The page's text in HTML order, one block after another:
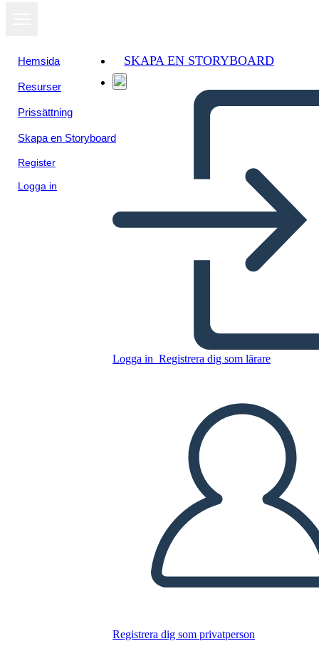
Hemsida
Resurser
Prissättning
Skapa en Storyboard
Register
Logga in
SKAPA EN STORYBOARD
Logga in Registrera dig som lärare
Registrera dig som privatperson
Kopiera denna storyboard
SKAPA EN STORYBOARD
LÄS FÖR MIG